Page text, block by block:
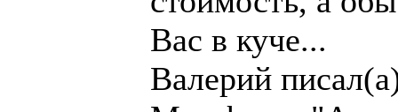
Вас в куче...
Валерий